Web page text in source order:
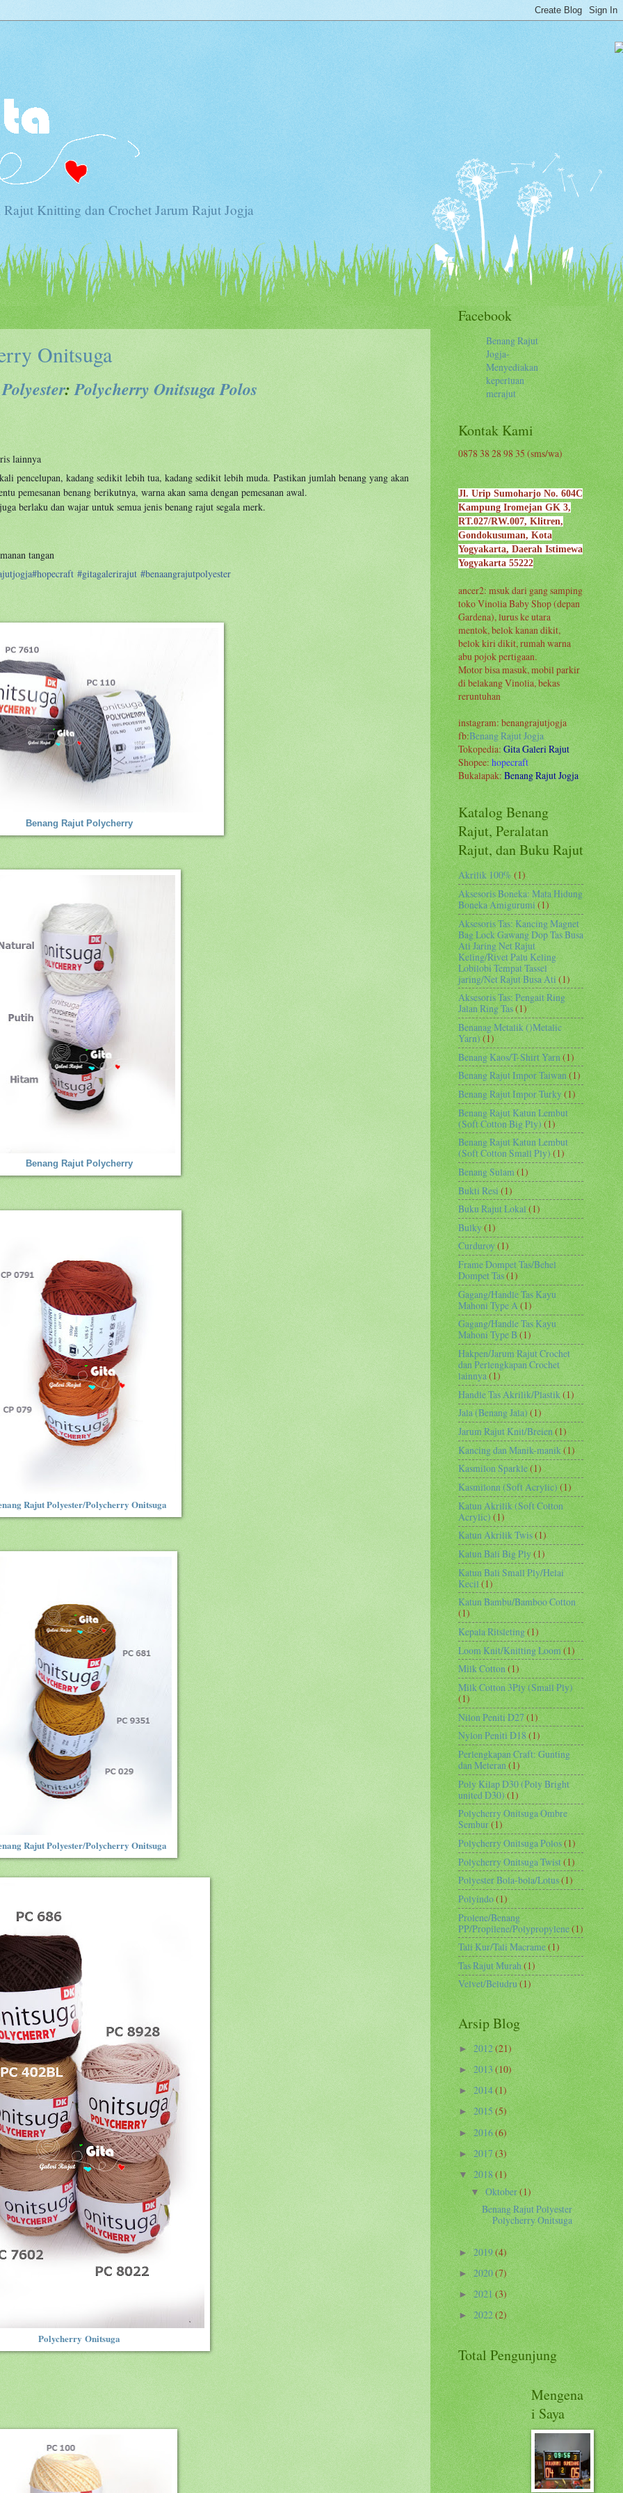
Knitting dan Crochet Jarum Rajut Jogja
Onitsuga
:Polycherry Onitsuga Polos
lainnya
pencelupan, kadang sedikit lebih tua, kadang sedikit lebih muda. Pastikan jumlah benang yang akan
pemesanan benang berikutnya, warna akan sama dengan pemesanan awal.
berlaku dan wajar untuk semua jenis benang rajut segala merk.
tangan
#hopecraft #gitagalerirajut #benaangrajutpolyester
Benang Rajut Polycherry
Benang Rajut Polycherry
Rajut Polyester/Polycherry Onitsuga
Rajut Polyester/Polycherry Onitsuga
Polycherry Onitsuga
Facebook
Benang Rajut
Jogja-
Menyediakan
keperluan
merajut
Kontak Kami
0878 38 28 98 35 (sms/wa)
Jl. Urip Sumoharjo No. 604C
Kampung Iromejan GK 3,
RT.027/RW.007, Klitren,
Gondokusuman, Kota
Yogyakarta, Daerah Istimewa
Yogyakarta 55222
ancer2: msuk dari gang samping
toko Vinolia Baby Shop (depan
Gardena), lurus ke utara
mentok, belok kanan dikit,
belok kiri dikit, rumah warna
abu pojok pertigaan.
Motor bisa masuk, mobil parkir
di belakang Vinolia, bekas
reruntuhan
instagram: benangrajutjogja
fb:Benang Rajut Jogja
Tokopedia:Gita Galeri Rajut
Shopee:hopecraft
Bukalapak:Benang Rajut Jogja
Katalog Benang
Rajut, Peralatan
Rajut, dan Buku Rajut
Akrilik 100%(1)
Aksesoris Boneka: Mata Hidung
Boneka Amigurumi(1)
Aksesoris Tas: Kancing Magnet
Bag Lock Gawang Dop Tas Busa
Ati Jaring Net Rajut
Keling/Rivet Palu Keling
Lobilobi Tempat Tassel
jaring/Net Rajut Busa Ati (1)
Aksesoris Tas: Pengait Ring
Jalan Ring Tas(1)
Benanag Metalik ()Metalic
Yarn) (1)
Benang Kaos/T-Shirt Yarn(1)
Benang Rajut Impor Taiwan(1)
Benang Rajut Impor Turky(1)
Benang Rajut Katun Lembut
(Soft Cotton Big Ply) (1)
Benang Rajut Katun Lembut
(Soft Cotton Small Ply)(1)
Benang Sulam(1)
Bukti Resi(1)
Buku Rajut Lokal(1)
Bulky(1)
Curduroy(1)
Frame Dompet Tas/Behel
Dompet Tas(1)
Gagang/Handle Tas Kayu
Mahoni Type A(1)
Gagang/Handle Tas Kayu
Mahoni Type B(1)
Hakpen/Jarum Rajut Crochet
dan Perlengkapan Crochet
lainnya(1)
Handle Tas Akrilik/Plastik (1)
Jala (Benang Jala)(1)
Jarum Rajut Knit/Breien(1)
Kancing dan Manik-manik(1)
Kasmilon Sparkle(1)
Kasmilonn (Soft Acrylic)(1)
Katun Akrilik (Soft Cotton
Acrylic)(1)
Katun Akrilik Twis(1)
Katun Bali Big Ply(1)
Katun Bali Small Ply/Helai
Kecil(1)
Katun Bambu/Bamboo Cotton
(1)
Kepala Ritsleting(1)
Loom Knit/Knitting Loom(1)
Milk Cotton(1)
Milk Cotton 3Ply (Small Ply)
(1)
Nilon Peniti D27(1)
Nylon Peniti D18(1)
Perlengkapan Craft: Gunting
dan Meteran(1)
Poly Kilap D30 (Poly Bright
united D30)(1)
Polycherry Onitsuga Ombre
Sembur(1)
Polycherry Onitsuga Polos(1)
Polycherry Onitsuga Twist(1)
Polyester Bola-bola/Lotus(1)
Polyindo(1)
Prolene/Benang
PP/Propilene/Polypropylene(1)
Tali Kur/Tali Macrame(1)
Tas Rajut Murah(1)
Velvet/Beludru(1)
Arsip Blog
►2012(21)
►2013(10)
►2014(1)
►2015(5)
►2016(6)
►2017(3)
▼2018(1)
▼Oktober(1)
Benang Rajut Polyester
Polycherry Onitsuga
►2019(4)
►2020(7)
►2021(3)
►2022(2)
Total Pengunjung
Mengena
i Saya